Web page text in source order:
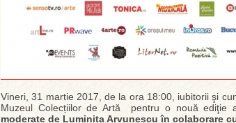
Vineri, 31 martie 2017, de la ora 18:00, iubitorii şi
Muzeul Colecțiilor de Artă pentru o nouă ediţie
moderate de Luminița Arvunescu în colaborare